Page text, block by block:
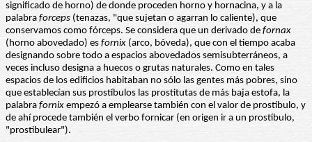
significado de horno) de donde proceden horno y hornacina, y a la
palabra forceps (tenazas, "que sujetan o agarran lo caliente), que
conservamos como fórceps. Se considera que un derivado de fornax
(horno abovedado) es fornix (arco, bóveda), que con el tiempo acaba
designando sobre todo a espacios abovedados semisubterráneos, a
veces incluso designa a huecos o grutas naturales. Como en tales
espacios de los edificios habitaban no sólo las gentes más pobres, sino
que establecían sus prostíbulos las prostitutas de más baja estofa, la
palabra fornix empezó a emplearse también con el valor de prostíbulo, y
de ahí procede también el verbo fornicar (en origen ir a un prostíbulo,
"prostibulear").